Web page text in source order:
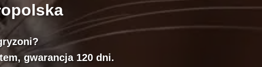
gwarancja 120 dni.